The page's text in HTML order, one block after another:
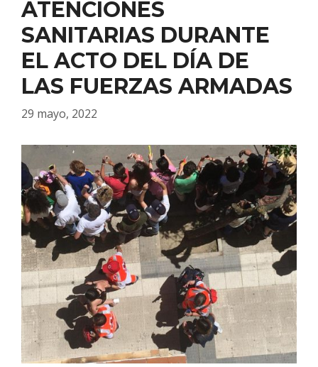
ATENCIONES
SANITARIAS DURANTE
EL ACTO DEL DÍA DE
LAS FUERZAS ARMADAS
29 mayo, 2022